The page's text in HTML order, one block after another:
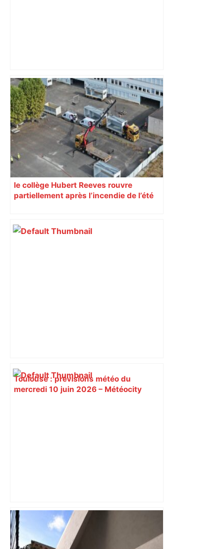
Mort mystérieuse près de Toulouse :
une émission de M6 revient sur l'affaire
Christian Abraham, retrouvé la gorge
tranchée et recouvert de feuilles il y a
deux ans – ladepeche.fr
le collège Hubert Reeves rouvre
partiellement après l’incendie de l’été
Toulouse : prévisions météo du
mercredi 10 juin 2026 – Météocity
Toulouse : après une dispute avec sa
copine, un jeune de 20 ans reçoit un
violent coup de ciseau dans la tempe –